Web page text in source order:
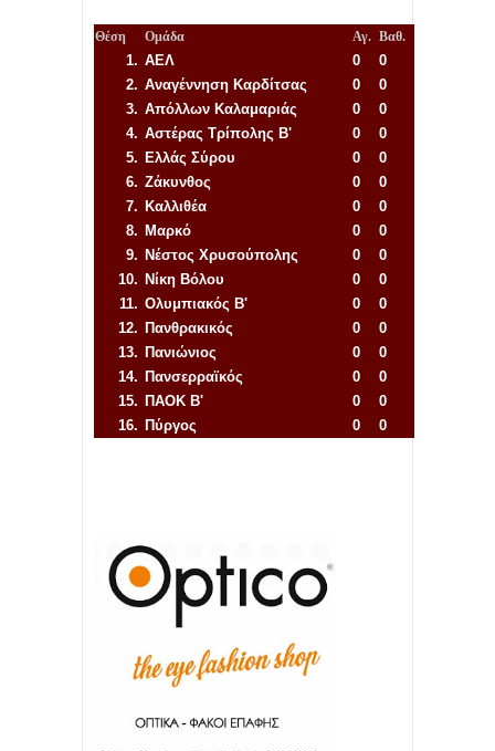
Θέση Ομάδα Αγ. Βαθ.
1. ΑΕΛ 0
0
2. Αναγέννηση Καρδίτσας 0
0
3. Απόλλων Καλαμαριάς 0
0
4. Αστέρας Τρίπολης Β' 0
0
5. Ελλάς Σύρου 0
0
6. Ζάκυνθος 0
0
7. Καλλιθέα 0
0
8. Μαρκό 0
0
9. Νέστος Χρυσούπολης 0
0
10. Νίκη Βόλου 0
0
11. Ολυμπιακός Β' 0
0
12. Πανθρακικός 0
0
13. Πανιώνιος 0
0
14. Πανσερραϊκός 0
0
15. ΠΑΟΚ Β' 0
0
16. Πύργος 0
0